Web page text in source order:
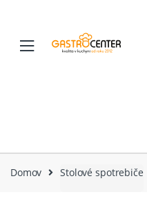
Domov Stolové spotrebiče